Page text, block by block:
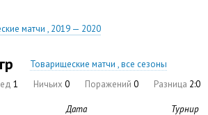
матчи , 2019 — 2020
Товарищеские матчи , все сезоны
1 Ничьих 0 Поражений 0 Разница 2:0
Дата Турнир